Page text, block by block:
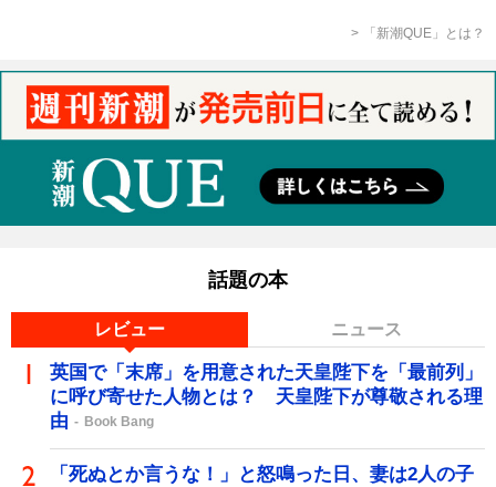
「新潮QUE」とは？
話題の本
レビュー ニュース
英国で「末席」を用意された天皇陛下を「最前列」
に呼び寄せた人物とは？ 天皇陛下が尊敬される理
由
Book Bang
「死ぬとか言うな！」と怒鳴った日、妻は2人の子